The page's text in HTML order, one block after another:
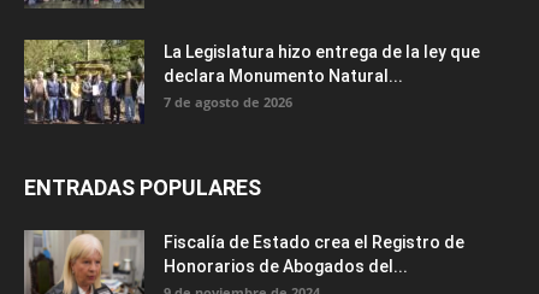
La Legislatura hizo entrega de la ley que
declara Monumento Natural...
7 de agosto de 2026
ENTRADAS POPULARES
Fiscalía de Estado crea el Registro de
Honorarios de Abogados del...